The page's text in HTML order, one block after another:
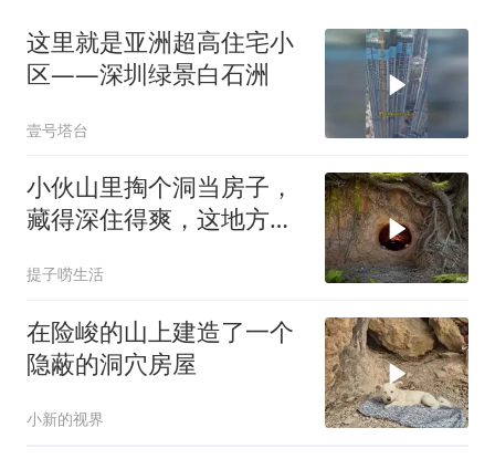
这里就是亚洲超高住宅小
区——深圳绿景白石洲
壹号塔台
小伙山里掏个洞当房子，
藏得深住得爽，这地方真
提子唠生活
在险峻的山上建造了一个
隐蔽的洞穴房屋
小新的视界